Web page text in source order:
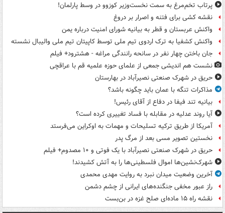
پرتاب تخم‌مرغ به سمت نخست‌وزیر کوزوو در وسط پارلمان!
نقشه کشی برای فتنه و اصرار بر دروغ
واکنش عربستان و قطر به بیانیه شورای امنیت درباره یمن
واکنش کشفیا به ترک اردوی تیم ملی توسط کاپیتان تیم ملی والیبال نشسته
جان باختن چهار نفر در سانحه رانندگی مراغه - هشترود+ فیلم
نشست هم اندیشی جمعی از علمای حوزه علمیه قم با عراقچی
حریق در شهرک صنعتی نصیرآباد در بهارستان
مذاکرات تنگه با عمان باید چگونه باشد؟
بیانیه تند فیفا در دفاع از آقای رئیس!
آیا روند عدلیه در مقابله با فساد تغییری کرده است؟
آمریکا از طریق ترکیه تسلیحات و مهمات به اوکراین می‌فرستد
نخستین تصویر مسی بعد از مرگ پدر
حریق در شهرک صنعتی نصیرآباد با یک فوتی و ۱۰ مصدوم+ فیلم
شهرک‌نشین‌ها اموال فلسطینی‌ها را به آتش کشیدند!
آخرین وضعیت میدان نبرد به روایت مهدی محمدی
راز عبور مخفی جنگنده‌های ایرانی از چشم دشمن
نقشه راه ۱۵ ماده‌ای صلح غزه در بن‌بست